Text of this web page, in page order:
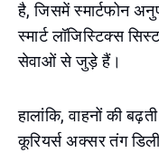
है, जिसमें स्मार्टफोन
स्मार्ट लॉजिस्टिक्स
सेवाओं से जुड़े हैं।
हालांकि, वाहनों की
कूरियर्स अक्सर तंग